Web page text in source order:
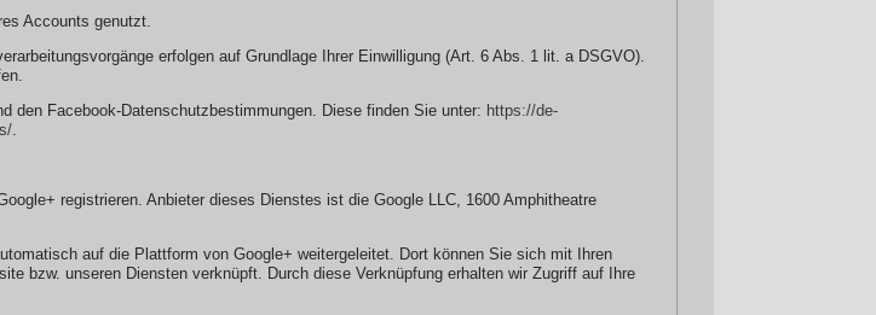
Accounts genutzt.
erfolgen auf Grundlage Ihrer Einwilligung (Art. 6 Abs. 1 lit. a DSGVO).
den Facebook-Datenschutzbestimmungen. Diese finden Sie unter: https://de-
.
registrieren. Anbieter dieses Dienstes ist die Google LLC, 1600 Amphitheatre
auf die Plattform von Google+ weitergeleitet. Dort können Sie sich mit Ihren
bzw. unseren Diensten verknüpft. Durch diese Verknüpfung erhalten wir Zugriff auf Ihre